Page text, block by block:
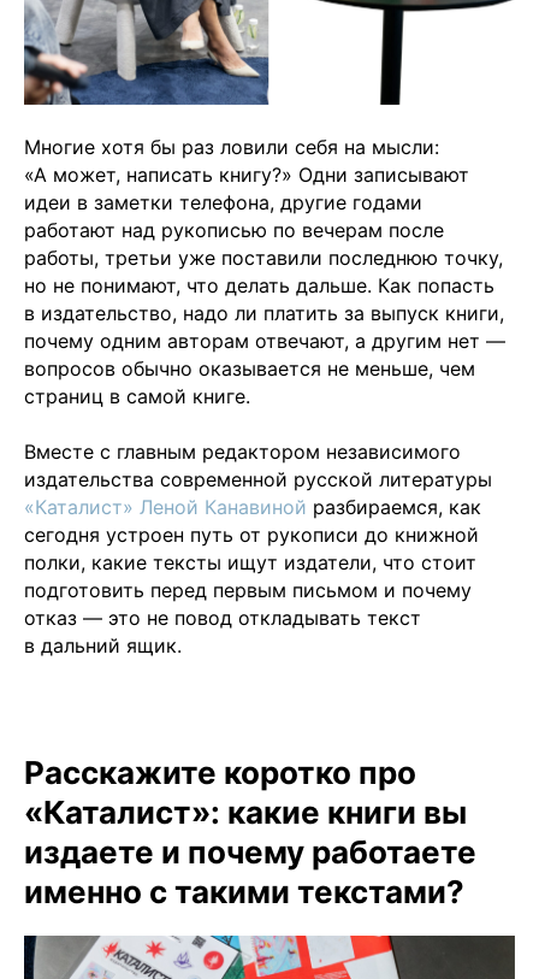
Многие хотя бы раз ловили себя на мысли:
«А может, написать книгу?» Одни записывают
идеи в заметки телефона, другие годами
работают над рукописью по вечерам после
работы, третьи уже поставили последнюю точку,
но не понимают, что делать дальше. Как попасть
в издательство, надо ли платить за выпуск книги,
почему одним авторам отвечают, а другим нет —
вопросов обычно оказывается не меньше, чем
страниц в самой книге.
Вместе с главным редактором независимого
издательства современной русской литературы
«Каталист» Леной Канавиной разбираемся, как
сегодня устроен путь от рукописи до книжной
полки, какие тексты ищут издатели, что стоит
подготовить перед первым письмом и почему
отказ — это не повод откладывать текст
в дальний ящик.
Расскажите коротко про
«Каталист»: какие книги вы
издаете и почему работаете
именно с такими текстами?